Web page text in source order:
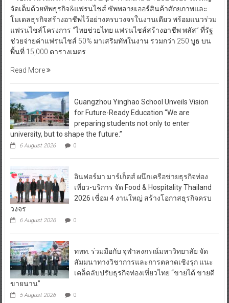
จัดเต็มด้วยทัพธุรกิจ&แฟรนไชส์ ซัพพลายเออร์สินค้าศักยภาพและ
โมเดลธุรกิจสร้างอาชีพไว้อย่างครบวงจรในงานเดียว พร้อมแนวร่วม
แฟรนไชส์โครงการ “ไทยช่วยไทย แฟรนไชส์สร้างอาชีพ พลัส” ที่รัฐ
ช่วยจ่ายค่าแฟรนไชส์ 50% มาเสริมทัพในงาน รวมกว่า 250 บูธ บน
พื้นที่ 15,000 ตารางเมตร
Read More
Guangzhou Yinghao School Unveils Vision
for Future-Ready Education “We are
preparing students not only to enter
university, but to shape the future.”
6 August 2026 0
อินฟอร์มา มาร์เก็ตส์ ผนึกเครือข่ายธุรกิจท่อง
เที่ยว-บริการ จัด Food & Hospitality Thailand
2026 เชื่อม 4 งานใหญ่ สร้างโอกาสธุรกิจครบ
วงจร
6 August 2026 0
ททท. ร่วมมือกับ จุฬาลงกรณ์มหาวิทยาลัย จัด
สัมมนาทางวิชาการและการตลาดเชิงรุก แนะ
เคล็ดลับปรับธุรกิจท่องเที่ยวไทย “ขายได้ ขายดี
ขายนาน”
5 August 2026 0